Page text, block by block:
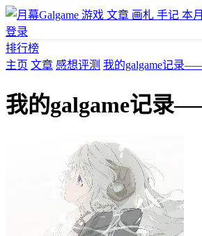
游戏 文章 画札 手记 本
登录
排行榜
主页 文章 感想评测 我的galgame记录
我的galgame记录